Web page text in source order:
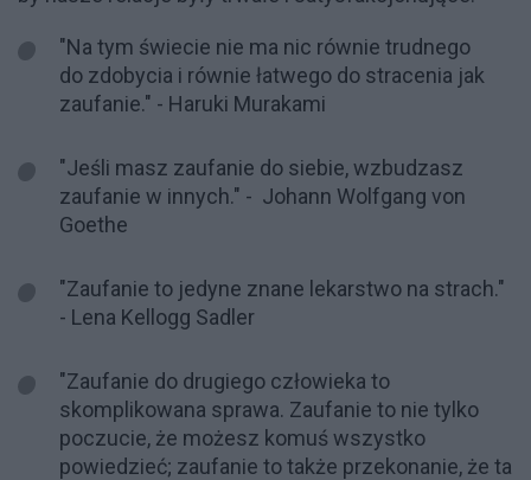
"Na tym świecie nie ma nic równie trudnego
do zdobycia i równie łatwego do stracenia jak
zaufanie." - Haruki Murakami
"Jeśli masz zaufanie do siebie, wzbudzasz
zaufanie w innych." - Johann Wolfgang von
Goethe
"Zaufanie to jedyne znane lekarstwo na strach."
- Lena Kellogg Sadler
"Zaufanie do drugiego człowieka to
skomplikowana sprawa. Zaufanie to nie tylko
poczucie, że możesz komuś wszystko
powiedzieć; zaufanie to także przekonanie, że ta